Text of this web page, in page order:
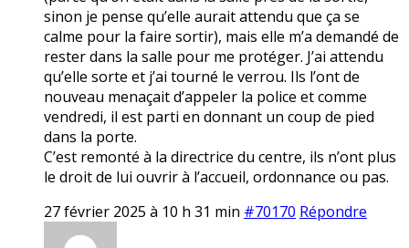
sinon je pense qu’elle aurait attendu que ça se
calme pour la faire sortir), mais elle m’a demandé de
rester dans la salle pour me protéger. J’ai attendu
qu’elle sorte et j’ai tourné le verrou. Ils l’ont de
nouveau menaçait d’appeler la police et comme
vendredi, il est parti en donnant un coup de pied
dans la porte.
C’est remonté à la directrice du centre, ils n’ont plus
le droit de lui ouvrir à l’accueil, ordonnance ou pas.
27 février 2025 à 10 h 31 min #70170 Répondre